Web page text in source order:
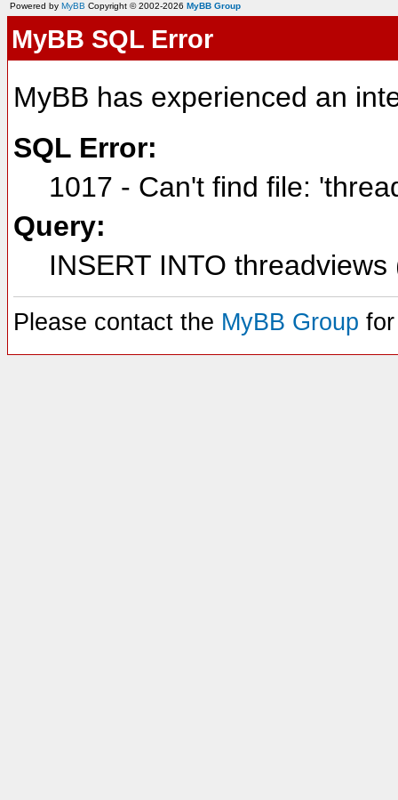
Powered by MyBB Copyright © 2002-2026 MyBB Group
MyBB SQL Error
MyBB has experienced an
SQL Error:
1017 - Can't find file:
Query:
INSERT INTO
Please contact the MyBB Group